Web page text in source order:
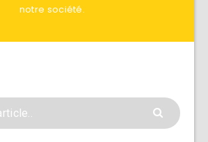
notre société.